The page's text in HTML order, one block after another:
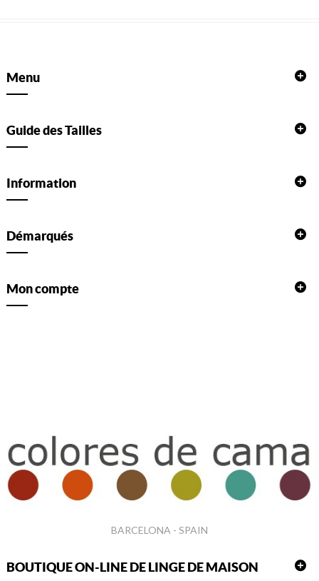
Menu
Guide des Tailles
Information
Démarqués
Mon compte
BARCELONA - SPAIN
BOUTIQUE ON-LINE DE LINGE DE MAISON